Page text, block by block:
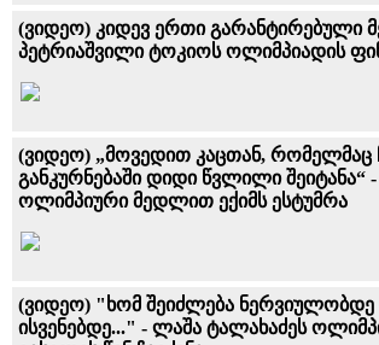
(ვიდეო) კიდევ ერთი გარანტირებული
პეტრიაშვილი ტოკიოს ოლიმპიადის
(ვიდეო) „მოვედით კაცთან, რომელმაც
განკურნებაში დიდი წვლილი შეიტანა“
ოლიმპიური მედლით ექიმს ესტუმრა
(ვიდეო) "ხომ შეიძლება ნერვიულობდე
ისვენებდე..." - ლაშა ტალახაძეს